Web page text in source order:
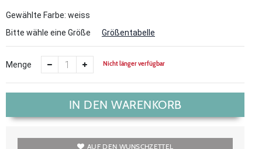
Gewählte Farbe: weiss
Bitte wähle eine Größe
Größentabelle
Menge Nicht länger verfügbar
IN DEN WARENKORB
AUF DEN WUNSCHZETTEL